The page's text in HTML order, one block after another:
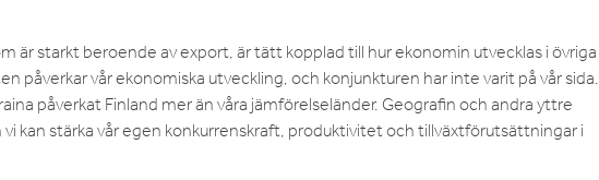
är starkt beroende av export, är tätt kopplad till hur ekonomin utvecklas i övriga
påverkar vår ekonomiska utveckling, och konjunkturen har inte varit på vår sida.
påverkat Finland mer än våra jämförelseländer. Geografin och andra yttre
kan stärka vår egen konkurrenskraft, produktivitet och tillväxtförutsättningar i